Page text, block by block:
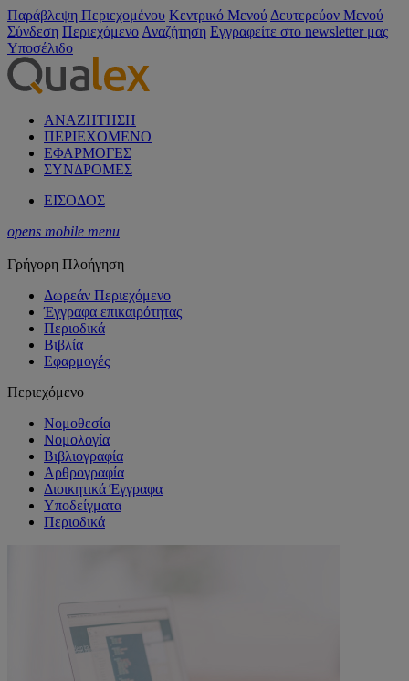
Παράβλεψη Περιεχομένου Κεντρικό Μενού Δευτερεύον Μενού
Σύνδεση Περιεχόμενο Αναζήτηση Εγγραφείτε στο newsletter μας
Υποσέλιδο
ΑΝΑΖΗΤΗΣΗ
ΠΕΡΙΕΧΟΜΕΝΟ
ΕΦΑΡΜΟΓΕΣ
ΣΥΝΔΡΟΜΕΣ
ΕΙΣΟΔΟΣ
opens mobile menu
Γρήγορη Πλοήγηση
Δωρεάν Περιεχόμενο
Έγγραφα επικαιρότητας
Περιοδικά
Βιβλία
Εφαρμογές
Περιεχόμενο
Νομοθεσία
Νομολογία
Βιβλιογραφία
Αρθρογραφία
Διοικητικά Έγγραφα
Υποδείγματα
Περιοδικά